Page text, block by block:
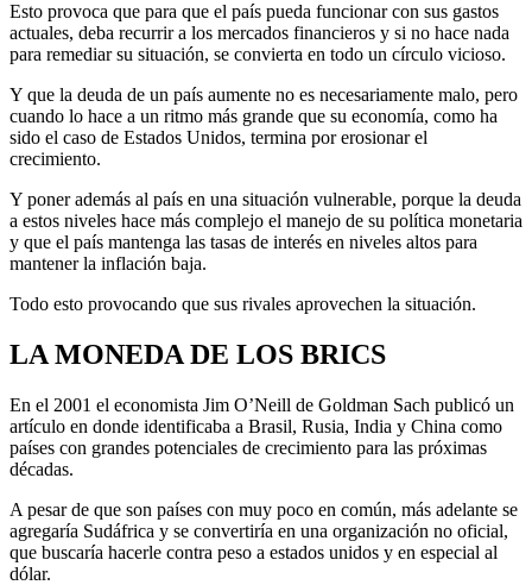
Esto provoca que para que el país pueda funcionar con sus gastos
actuales, deba recurrir a los mercados financieros y si no hace nada
para remediar su situación, se convierta en todo un círculo vicioso.
Y que la deuda de un país aumente no es necesariamente malo, pero
cuando lo hace a un ritmo más grande que su economía, como ha
sido el caso de Estados Unidos, termina por erosionar el
crecimiento.
Y poner además al país en una situación vulnerable, porque la deuda
a estos niveles hace más complejo el manejo de su política monetaria
y que el país mantenga las tasas de interés en niveles altos para
mantener la inflación baja.
Todo esto provocando que sus rivales aprovechen la situación.
LA MONEDA DE LOS BRICS
En el 2001 el economista Jim O’Neill de Goldman Sach publicó un
artículo en donde identificaba a Brasil, Rusia, India y China como
países con grandes potenciales de crecimiento para las próximas
décadas.
A pesar de que son países con muy poco en común, más adelante se
agregaría Sudáfrica y se convertiría en una organización no oficial,
que buscaría hacerle contra peso a estados unidos y en especial al
dólar.